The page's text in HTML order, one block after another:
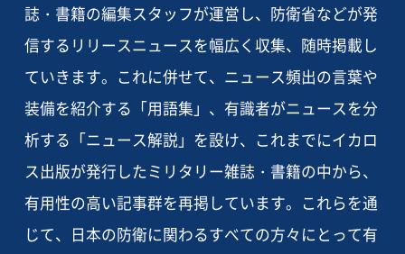
誌・書籍の編集スタッフが運営し、防衛省などが発
信するリリースニュースを幅広く収集、随時掲載し
ていきます。これに併せて、ニュース頻出の言葉や
装備を紹介する「用語集」、有識者がニュースを分
析する「ニュース解説」を設け、これまでにイカロ
ス出版が発行したミリタリー雑誌・書籍の中から、
有用性の高い記事群を再掲しています。これらを通
じて、日本の防衛に関わるすべての方々にとって有